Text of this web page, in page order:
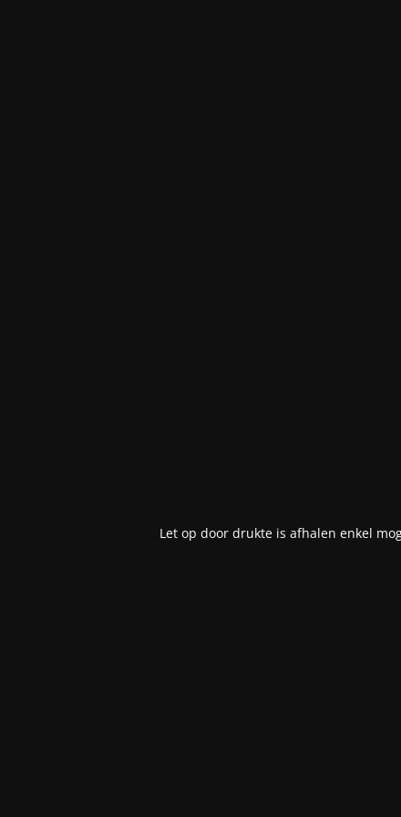
Let op door drukte is afhalen enkel